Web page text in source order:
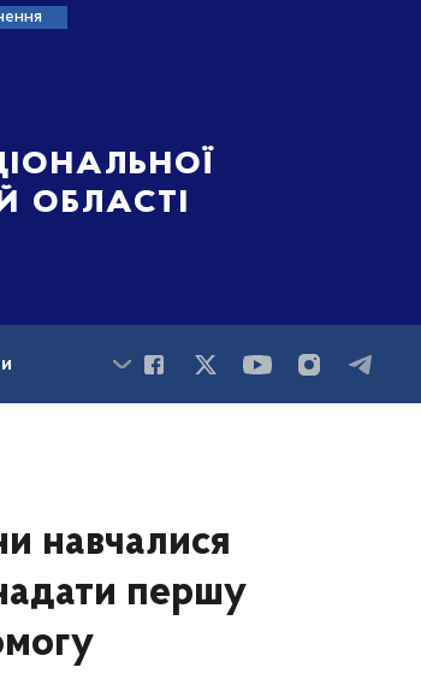
області
навчалися
першу